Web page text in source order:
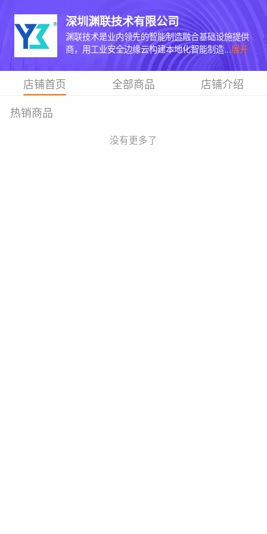
深圳渊联技术有限公司
渊联技术是业内领先的智能制造融合基础设施提供
商，用工业安全边缘云构建本地化智能制造... 展开
店铺首页 全部商品 店铺介绍
热销商品
没有更多了